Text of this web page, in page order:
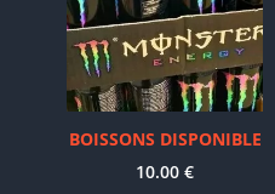
BOISSONS DISPONIBLE
10.00 €